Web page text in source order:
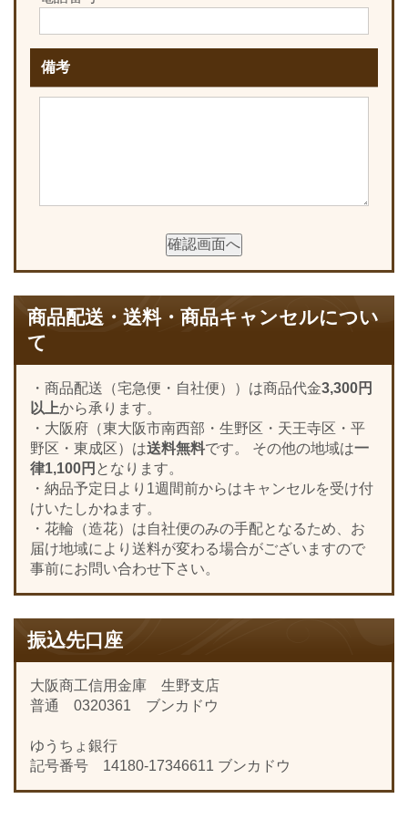
備考
商品配送・送料・商品キャンセルについ
て
・商品配送（宅急便・自社便））は商品代金3,300円
以上から承ります。
・大阪府（東大阪市南西部・生野区・天王寺区・平
野区・東成区）は送料無料です。 その他の地域は一
律1,100円 となります。
・納品予定日より1週間前からはキャンセルを受け付
けいたしかねます。
・花輪（造花）は自社便のみの手配となるため、お
届け地域により送料が変わる場合がございますので
事前にお問い合わせ下さい。
振込先口座
大阪商工信用金庫 生野支店
普通 0320361 ブンカドウ
ゆうちょ銀行
記号番号 14180-17346611 ブンカドウ